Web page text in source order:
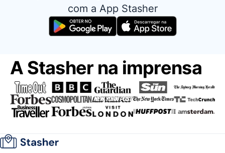
com a App Stasher
A Stasher na imprensa